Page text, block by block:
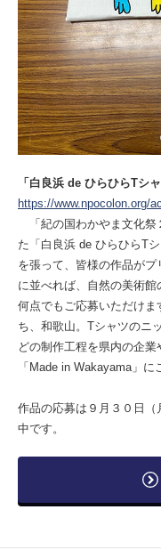
「⽩良浜 de ひらひらTシ
https://www.npocolon.org/
「紀の国わかやま⽂化祭
た「⽩良浜 de ひらひらT
を張って、皆様の作品が
に並べれば、⾃然の美術
何点でもご応募いただけま
ち、和歌山。Tシャツのニ
どの制作工程を県内の企
「Made in Wakayama」に
作品の応募は９月３０日
中です。